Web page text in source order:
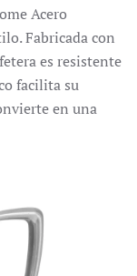
Acero
Fabricada con
es resistente
facilita su
en una